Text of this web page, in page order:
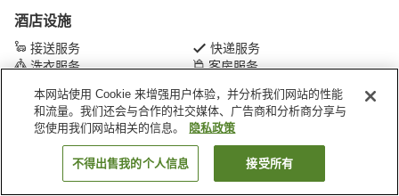
酒店设施
接送服务
快递服务
洗衣服务
客房服务
首页 日本 长崎县 长崎 长崎阳台花园度假酒店
搜索客房
本网站使用 Cookie 来增强用户体验，并分析我们网站的性能
和流量。我们还会与合作的社交媒体、广告商和分析商分享与
您使用我们网站相关的信息。
隐私政策
不得出售我的个人信息 接受所有